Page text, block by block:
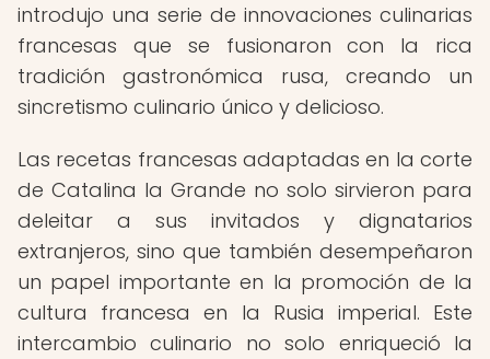
introdujo una serie de innovaciones culinarias
francesas que se fusionaron con la rica
tradición gastronómica rusa, creando un
sincretismo culinario único y delicioso.
Las recetas francesas adaptadas en la corte
de Catalina la Grande no solo sirvieron para
deleitar a sus invitados y dignatarios
extranjeros, sino que también desempeñaron
un papel importante en la promoción de la
cultura francesa en la Rusia imperial. Este
intercambio culinario no solo enriqueció la